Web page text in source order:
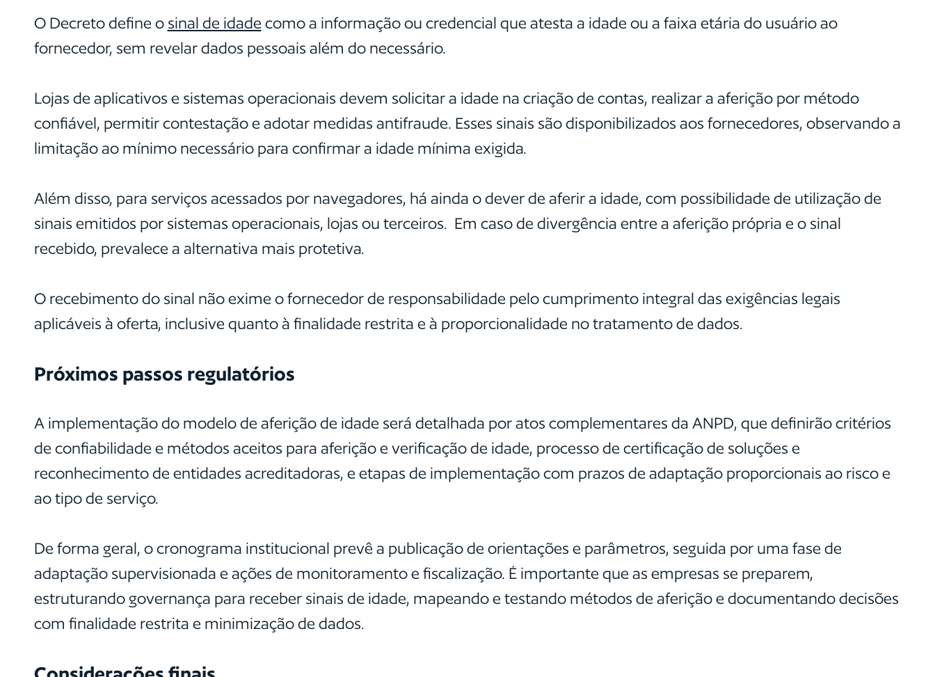
O Decreto define o sinal de idade como a informação ou credencial que atesta a idade ou a faixa etária do usuário ao
fornecedor, sem revelar dados pessoais além do necessário.
Lojas de aplicativos e sistemas operacionais devem solicitar a idade na criação de contas, realizar a aferição por método
confiável, permitir contestação e adotar medidas antifraude. Esses sinais são disponibilizados aos fornecedores, observando a
limitação ao mínimo necessário para confirmar a idade mínima exigida.
Além disso, para serviços acessados por navegadores, há ainda o dever de aferir a idade, com possibilidade de utilização de
sinais emitidos por sistemas operacionais, lojas ou terceiros. Em caso de divergência entre a aferição própria e o sinal
recebido, prevalece a alternativa mais protetiva.
O recebimento do sinal não exime o fornecedor de responsabilidade pelo cumprimento integral das exigências legais
aplicáveis à oferta, inclusive quanto à finalidade restrita e à proporcionalidade no tratamento de dados.
Próximos passos regulatórios
A implementação do modelo de aferição de idade será detalhada por atos complementares da ANPD, que definirão critérios
de confiabilidade e métodos aceitos para aferição e verificação de idade, processo de certificação de soluções e
reconhecimento de entidades acreditadoras, e etapas de implementação com prazos de adaptação proporcionais ao risco e
ao tipo de serviço.
De forma geral, o cronograma institucional prevê a publicação de orientações e parâmetros, seguida por uma fase de
adaptação supervisionada e ações de monitoramento e fiscalização. É importante que as empresas se preparem,
estruturando governança para receber sinais de idade, mapeando e testando métodos de aferição e documentando decisões
com finalidade restrita e minimização de dados.